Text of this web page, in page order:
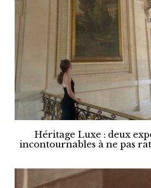
Héritage Luxe : deux
incontournables à ne pas